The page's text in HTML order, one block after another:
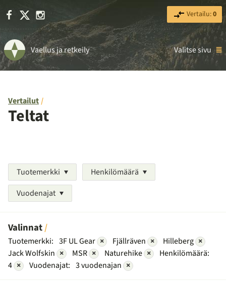
Facebook Instagram Vertailu:0
Vaellus ja retkeily Valitse sivu
Vertailut
Teltat
Tuotemerkki
Henkilömäärä
Vuodenajat
Valinnat
Tuotemerkki: 3F UL Gear × Fjällräven × Hilleberg ×
Jack Wolfskin × MSR × Naturehike ×
Henkilömäärä:
4 × Vuodenajat: 3 vuodenajan ×